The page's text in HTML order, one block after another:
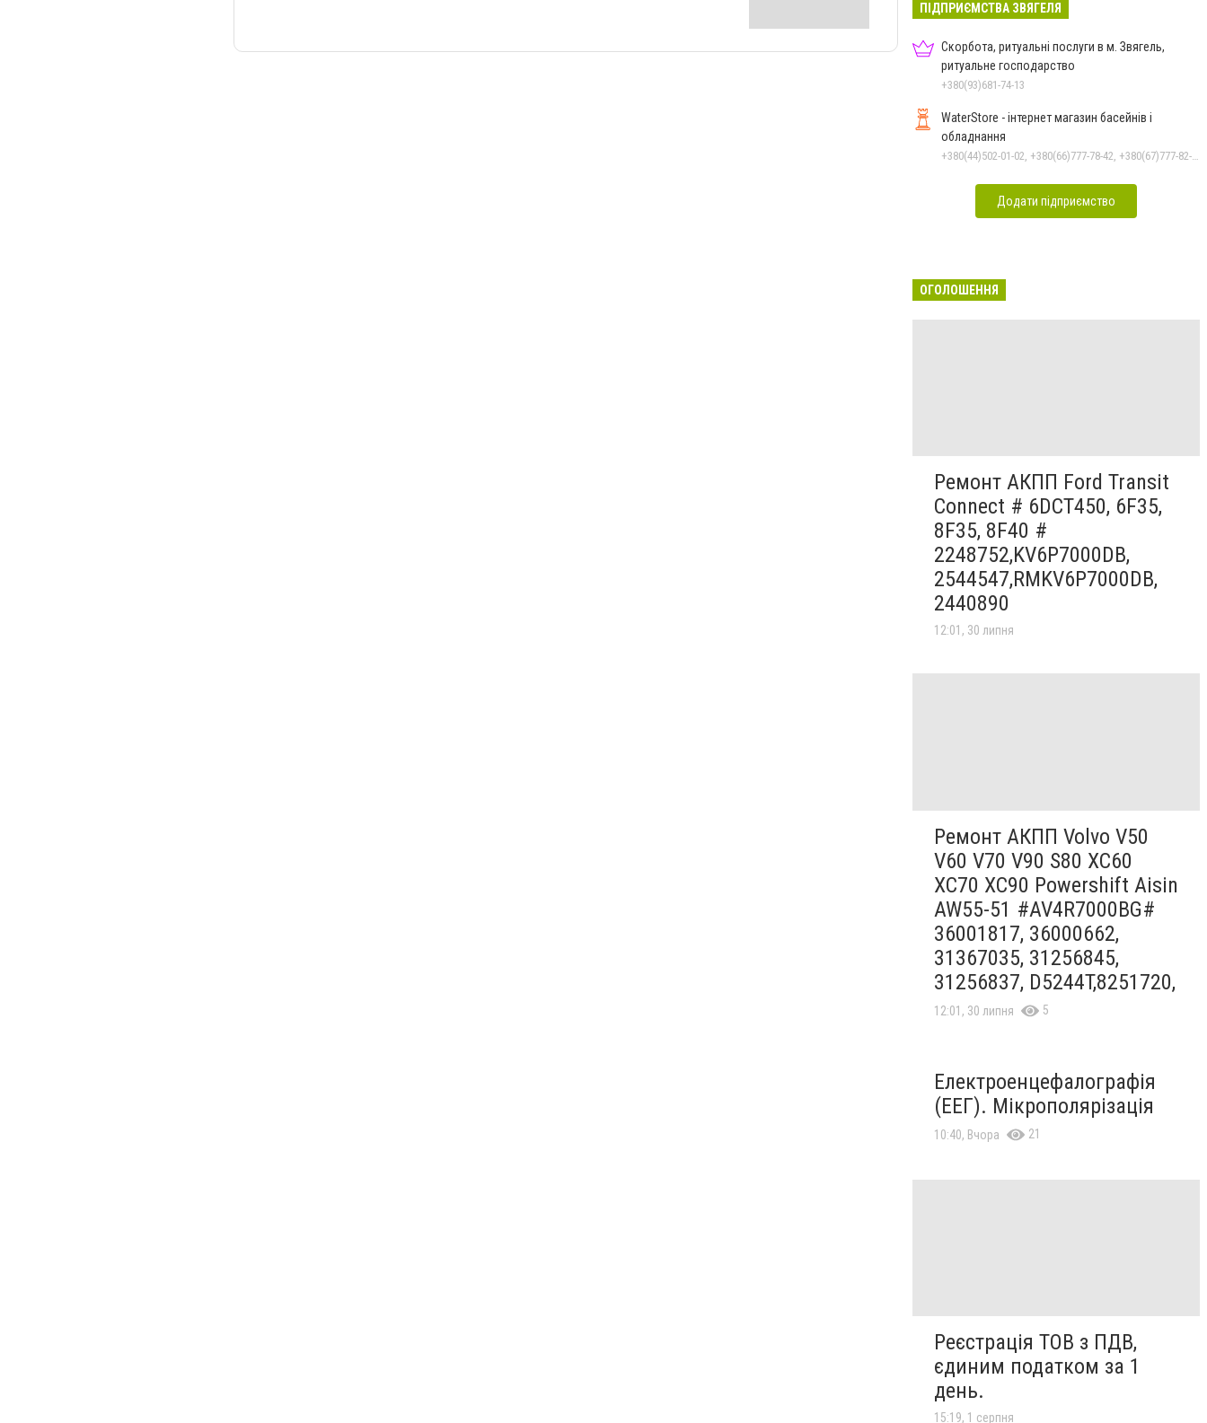
ПІДПРИЄМСТВА ЗВЯГЕЛЯ
Скорбота, ритуальні послуги в м. Звягель,
ритуальне господарство
+380(93)681-74-13
WaterStore - інтернет магазин басейнів і
обладнання
+380(44)502-01-02, +380(66)777-78-42, +380(67)777-82-19, +380(67)890-80-80, +380(73)890-80-80, +380(44)502-01-03
Додати підприємство
ОГОЛОШЕННЯ
Ремонт АКПП Ford Transit
Connect # 6DCT450, 6F35,
8F35, 8F40 #
2248752,KV6P7000DB,
2544547,RMKV6P7000DB,
2440890
12:01, 30 липня
Ремонт АКПП Volvo V50
V60 V70 V90 S80 XC60
XC70 XC90 Powershift Aisin
AW55-51 #AV4R7000BG#
36001817, 36000662,
31367035, 31256845,
31256837, D5244T,8251720,
12:01, 30 липня 5
Електроенцефалографія
(ЕЕГ). Мікрополярізація
10:40, Вчора 21
Реєстрація ТОВ з ПДВ,
єдиним податком за 1
день.
15:19, 1 серпня